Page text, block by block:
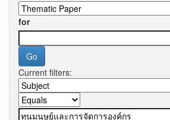
for
Current filters: